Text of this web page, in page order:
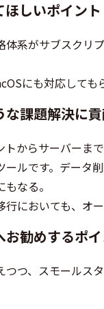
ほしいポイント
体系がサブスクリ
にも対応しても
な課題解決に
トからサーバーま
ールです。データ
なる。
行においても、オ
お勧めするポ
つつ、スモールス